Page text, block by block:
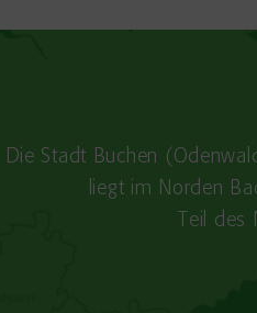
Die Stadt Buchen
liegt im Norden
Teil des